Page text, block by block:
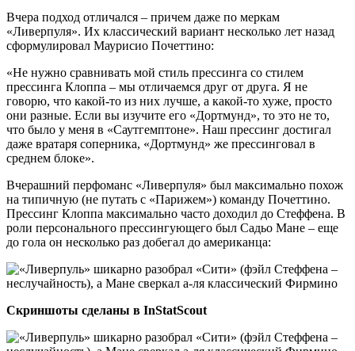
Вчера подход отличался – причем даже по меркам
«Ливерпуля». Их классический вариант несколько лет назад
сформулировал Маурисио Почеттино:
«Не нужно сравнивать мой стиль прессинга со стилем
прессинга Клоппа – мы отличаемся друг от друга. Я не
говорю, что какой-то из них лучше, а какой-то хуже, просто
они разные. Если вы изучите его «Дортмунд», то это не то,
что было у меня в «Саутгемптоне». Наш прессинг достигал
даже вратаря соперника, «Дортмунд» же прессинговал в
среднем блоке».
Вчерашний перфоманс «Ливерпуля» был максимально похож
на типичную (не путать с «Парижем») команду Почеттино.
Прессинг Клоппа максимально часто доходил до Стеффена. В
роли персонального прессингующего был Садьо Мане – еще
до гола он несколько раз добегал до американца:
Скриншоты сделаны в InStatScout